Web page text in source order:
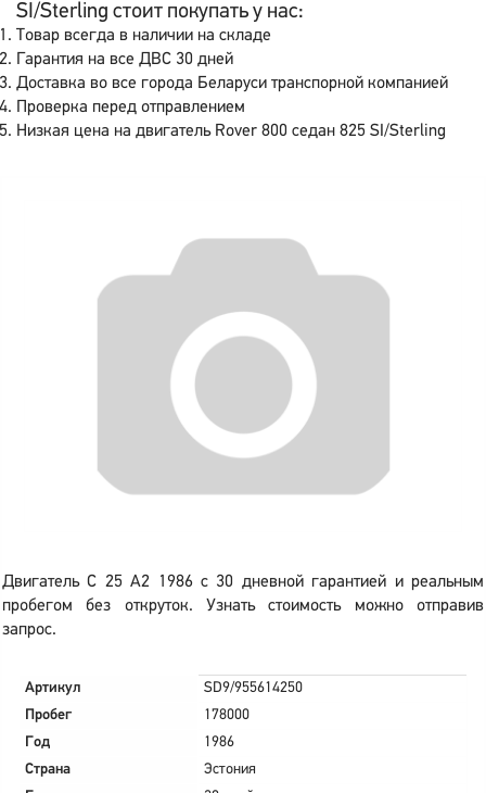
SI/Sterling стоит покупать у нас:
Товар всегда в наличии на складе
Гарантия на все ДВС 30 дней
Доставка во все города Беларуси транспорной компанией
Проверка перед отправлением
Низкая цена на двигатель Rover 800 седан 825 SI/Sterling
Двигатель C 25 A2 1986 с 30 дневной гарантией и реальным
пробегом без откруток. Узнать стоимость можно отправив
запрос.
Артикул
SD9/955614250
Пробег
178000
Год
1986
Страна
Эстония